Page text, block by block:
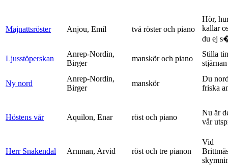
Majnattsröster Anjou, Emil två röster och piano
Hör,
kallar
du ej
Ljusstöperskan
Anrep-Nordin,
Birger
manskör och piano
Stilla
stjärnan
Ny nord
Anrep-Nordin,
Birger
manskör
Du
friska
Höstens vår Aquilon, Enar röst och piano
Nu är
vår
Herr Snakendal Arnman, Arvid röst och tre pianon
Vid